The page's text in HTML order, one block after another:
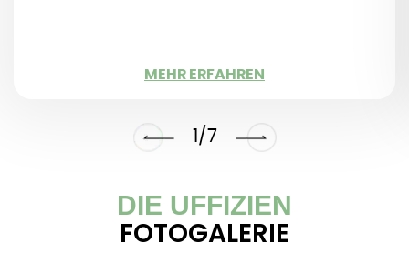
MEHR ERFAHREN
WENIGER
1/7
DIE UFFIZIEN
FOTOGALERIE